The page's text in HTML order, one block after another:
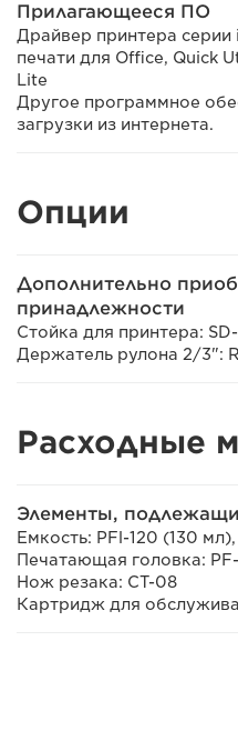
Прилагающееся ПО
Драйвер принтера серии
печати для Office, Quick
Lite
Другое программное
загрузки из интернета.
Опции
Дополнительно
принадлежности
Стойка для принтера:
Держатель рулона 2/3":
Расходные
Элементы,
Емкость: PFl-120 (130
Печатающая головка:
Нож резака: CT-08
Картридж для